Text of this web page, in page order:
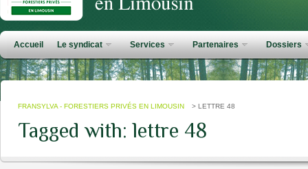
Accueil Le syndicat Services Partenaires Dossiers
FRANSYLVA - FORESTIERS PRIVÉS EN LIMOUSIN > LETTRE 48
Tagged with: lettre 48